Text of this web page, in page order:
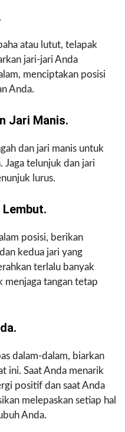
atau lutut, telapak
jari-jari Anda
menciptakan posisi
Anda.
Jari Manis.
dan jari manis untuk
Jaga telunjuk dan jari
lurus.
posisi, berikan
kedua jari yang
terlalu banyak
menjaga tangan tetap
dalam-dalam, biarkan
ini. Saat Anda menarik
positif dan saat Anda
melepaskan setiap hal
Anda.